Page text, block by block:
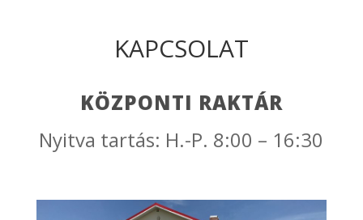
KAPCSOLAT
KÖZPONTI RAKTÁR
Nyitva tartás: H.-P. 8:00 – 16:30